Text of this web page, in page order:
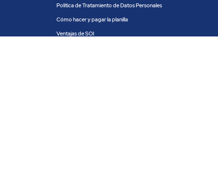
Política de Tratamiento de Datos Personales
Cómo hacer y pagar la planilla
Ventajas de SOI